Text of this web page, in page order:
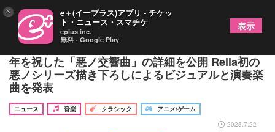
『初音ミクシンフォニー2023』悪ノシリーズ15周
年を祝した「悪ノ交響曲」の詳細を公開 Rella初の
悪ノシリーズ描き下ろしによるビジュアルと演奏楽
曲を発表
ニュース 音楽 クラシック
アニメ/ゲーム
2023.7.22
× e＋(イープラス)アプリ - チケッ
ト・ニュース・スマチケ
eplus inc.
無料 - Google Play
表示